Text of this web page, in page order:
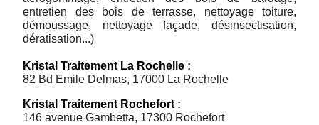
entretien des bois de terrasse, nettoyage toiture,
démoussage, nettoyage façade, désinsectisation,
dératisation...)
Kristal Traitement La Rochelle :
82 Bd Emile Delmas, 17000 La Rochelle
Kristal Traitement Rochefort :
146 avenue Gambetta, 17300 Rochefort